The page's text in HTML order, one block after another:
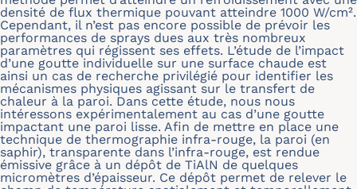
densité de flux thermique pouvant atteindre 1000 W/cm².
Cependant, il n’est pas encore possible de prévoir les
performances de sprays dues aux très nombreux
paramètres qui régissent ses effets. L’étude de l’impact
d’une goutte individuelle sur une surface chaude est
ainsi un cas de recherche privilégié pour identifier les
mécanismes physiques agissant sur le transfert de
chaleur à la paroi. Dans cette étude, nous nous
intéressons expérimentalement au cas d’une goutte
impactant une paroi lisse. Afin de mettre en place une
technique de thermographie infra-rouge, la paroi (en
saphir), transparente dans l’infra-rouge, est rendue
émissive grâce à un dépôt de TiAlN de quelques
micromètres d’épaisseur. Ce dépôt permet de relever le